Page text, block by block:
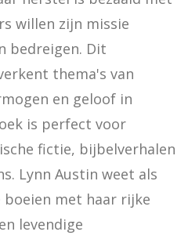
willen zijn missie
bedreigen. Dit
thema's van
en geloof in
is perfect voor
fictie, bijbelverhalen
Lynn Austin weet als
boeien met haar rijke
levendige